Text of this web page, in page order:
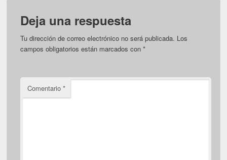
Deja una respuesta
Tu dirección de correo electrónico no será publicada. Los
campos obligatorios están marcados con*
Comentario*